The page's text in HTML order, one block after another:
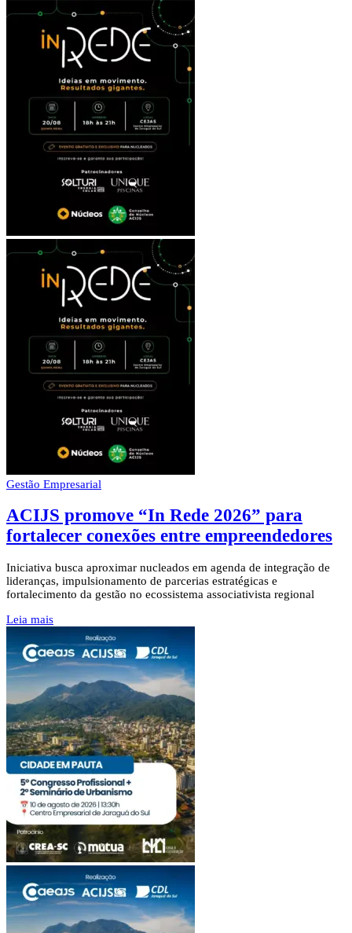
Gestão Empresarial
ACIJS promove “In Rede 2026” para
fortalecer conexões entre empreendedores
Iniciativa busca aproximar nucleados em agenda de integração de
lideranças, impulsionamento de parcerias estratégicas e
fortalecimento da gestão no ecossistema associativista regional
Leia mais